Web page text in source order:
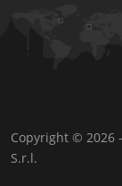
Copyright © 2026
S.r.l.